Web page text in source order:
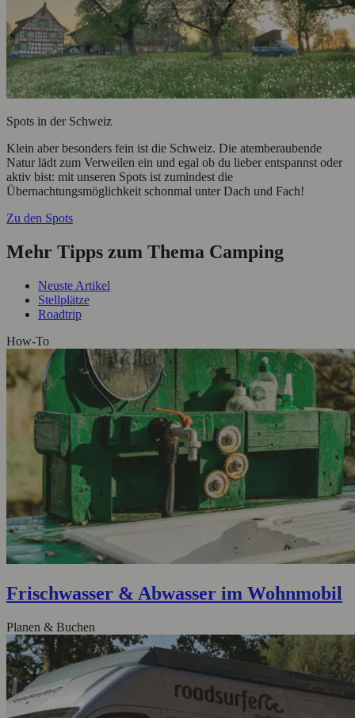
Spots in der Schweiz
Klein aber besonders fein ist die Schweiz. Die atemberaubende
Natur lädt zum Verweilen ein und egal ob du lieber entspannst oder
aktiv bist: mit unseren Spots ist zumindest die
Übernachtungsmöglichkeit schonmal unter Dach und Fach!
Zu den Spots
Mehr Tipps zum Thema Camping
Neuste Artikel
Stellplätze
Roadtrip
How-To
Frischwasser & Abwasser im Wohnmobil
Planen & Buchen